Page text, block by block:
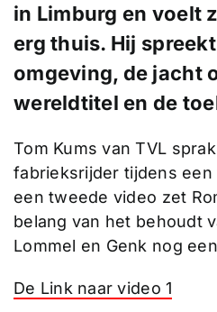
in Limburg en voelt
erg thuis. Hij
omgeving, de jacht
wereldtitel en de
Tom Kums van TVL
fabrieksrijder tijdens een
een tweede video zet
belang van het behoudt
Lommel en Genk nog
De Link naar video 1